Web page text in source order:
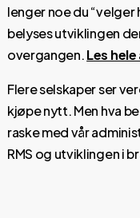
lenger noe du “velger
belyses utviklingen
overgangen.Les
Flere selskaper ser
kjøpe nytt. Men hva
raske med vår
RMS og utviklingen i